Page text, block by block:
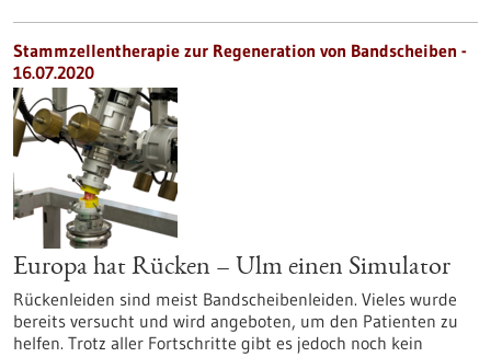
Stammzellentherapie zur Regeneration von Bandscheiben -
16.07.2020
Europa hat Rücken – Ulm einen Simulator
Rückenleiden sind meist Bandscheibenleiden. Vieles wurde
bereits versucht und wird angeboten, um den Patienten zu
helfen. Trotz aller Fortschritte gibt es jedoch noch kein